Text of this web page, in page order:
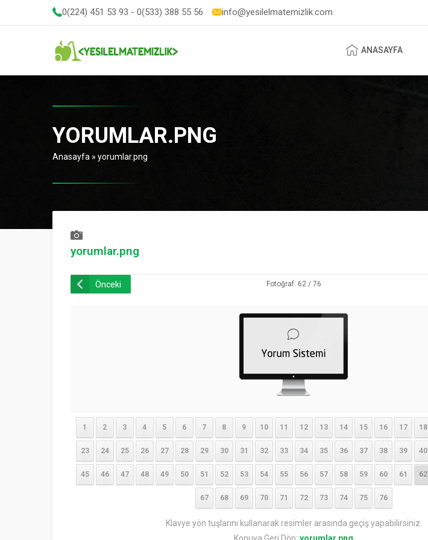
0(224) 451 53 93 - 0(533) 388 55 56 info@yesilelmatemizlik.com
ANASAYFA
YORUMLAR.PNG
Anasayfa » yorumlar.png
yorumlar.png
Önceki Fotoğraf: 62 / 76
1 2 3 4 5 6 7 8 9 10 11 12 13 14 15 16 17 18
23 24 25 26 27 28 29 30 31 32 33 34 35 36 37 38 39 40
45 46 47 48 49 50 51 52 53 54 55 56 57 58 59 60 61 62
67 68 69 70 71 72 73 74 75 76
Klavye yön tuşlarını kullanarak resimler arasında geçiş yapabilirsiniz.
Konuya Geri Dön: yorumlar.png